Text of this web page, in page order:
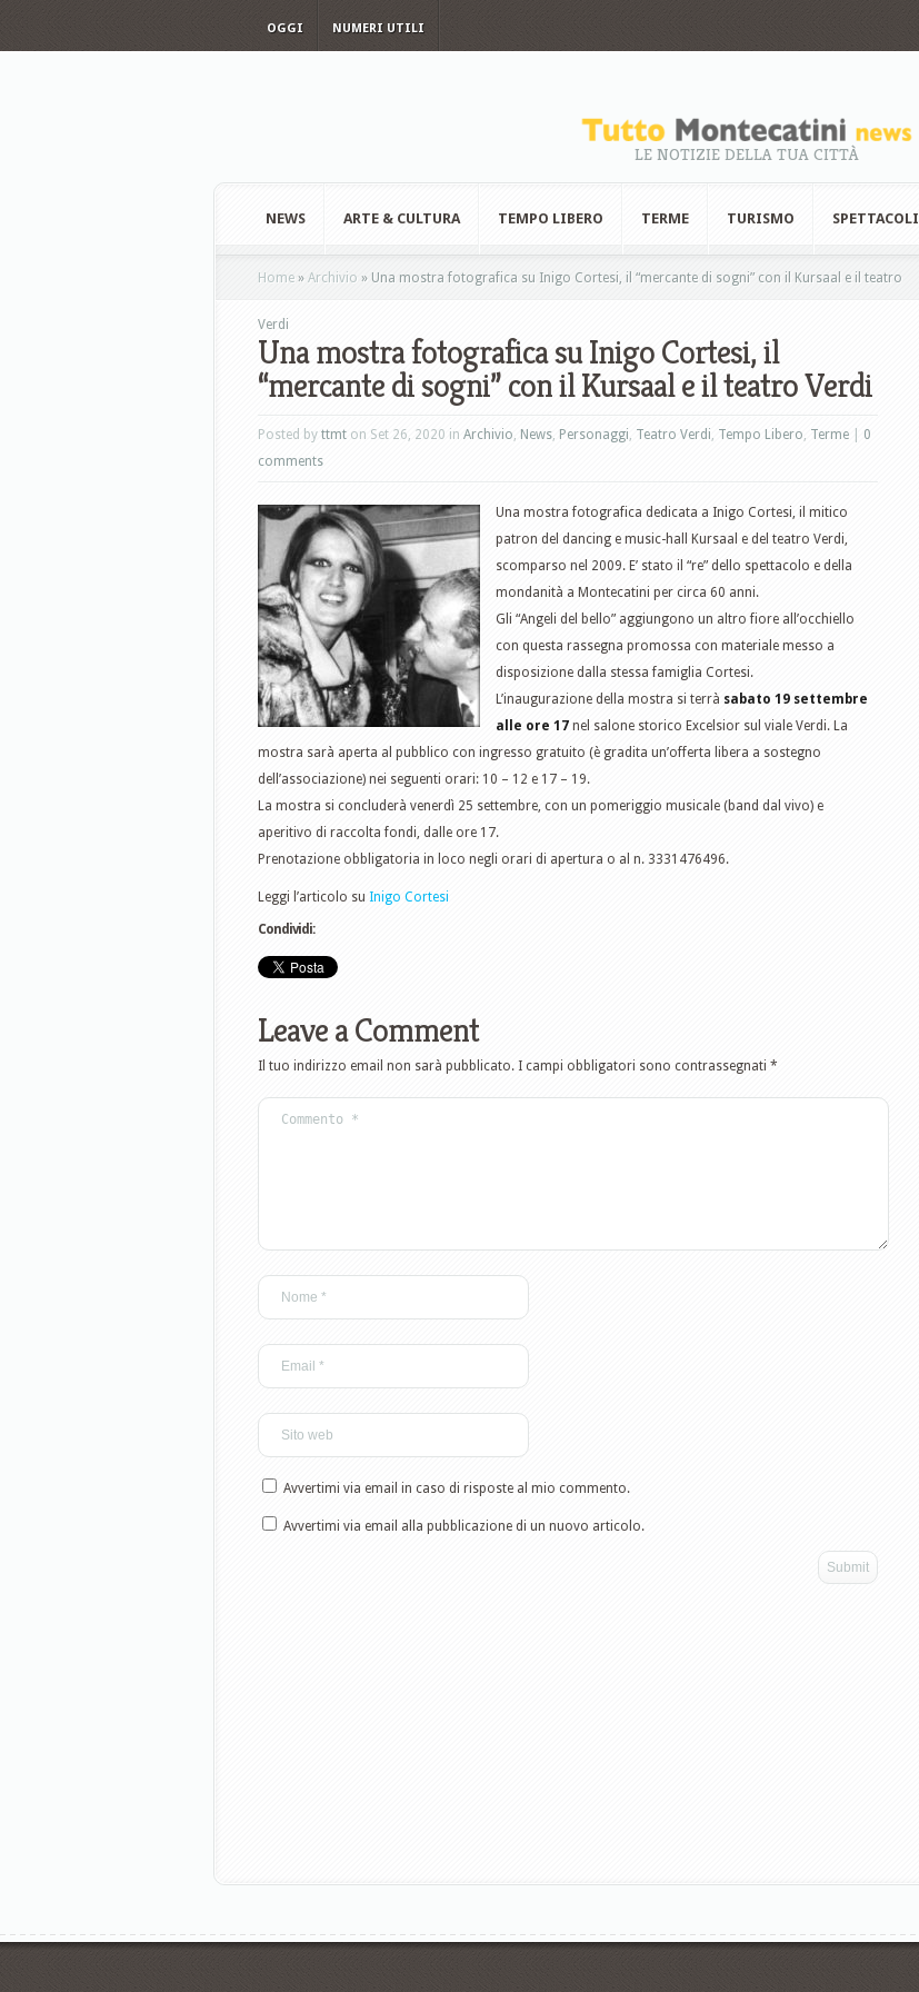
OGGI NUMERI UTILI
LE NOTIZIE DELLA TUA CITTÀ
NEWS ARTE & CULTURA TEMPO LIBERO TERME TURISMO SPETTACOLI
Home » Archivio » Una mostra fotografica su Inigo Cortesi, il “mercante di sogni” con il Kursaal e il teatro
Verdi
Una mostra fotografica su Inigo Cortesi, il
“mercante di sogni” con il Kursaal e il teatro Verdi
Posted by ttmt on Set 26, 2020 in Archivio, News, Personaggi, Teatro Verdi, Tempo Libero, Terme
0
comments
Una mostra fotografica dedicata a Inigo Cortesi, il mitico
patron del dancing e music-hall Kursaal e del teatro Verdi,
scomparso nel 2009. E’ stato il “re” dello spettacolo e della
mondanità a Montecatini per circa 60 anni.
Gli “Angeli del bello” aggiungono un altro fiore all’occhiello
con questa rassegna promossa con materiale messo a
disposizione dalla stessa famiglia Cortesi.
L’inaugurazione della mostra si terrà sabato 19 settembre
alle ore 17 nel salone storico Excelsior sul viale Verdi. La
mostra sarà aperta al pubblico con ingresso gratuito (è gradita un’offerta libera a sostegno
dell’associazione) nei seguenti orari: 10 – 12 e 17 – 19.
La mostra si concluderà venerdì 25 settembre, con un pomeriggio musicale (band dal vivo) e
aperitivo di raccolta fondi, dalle ore 17.
Prenotazione obbligatoria in loco negli orari di apertura o al n. 3331476496.
Leggi l’articolo su Inigo Cortesi
Condividi:
Leave a Comment
Il tuo indirizzo email non sarà pubblicato. I campi obbligatori sono contrassegnati *
Avvertimi via email in caso di risposte al mio commento.
Avvertimi via email alla pubblicazione di un nuovo articolo.